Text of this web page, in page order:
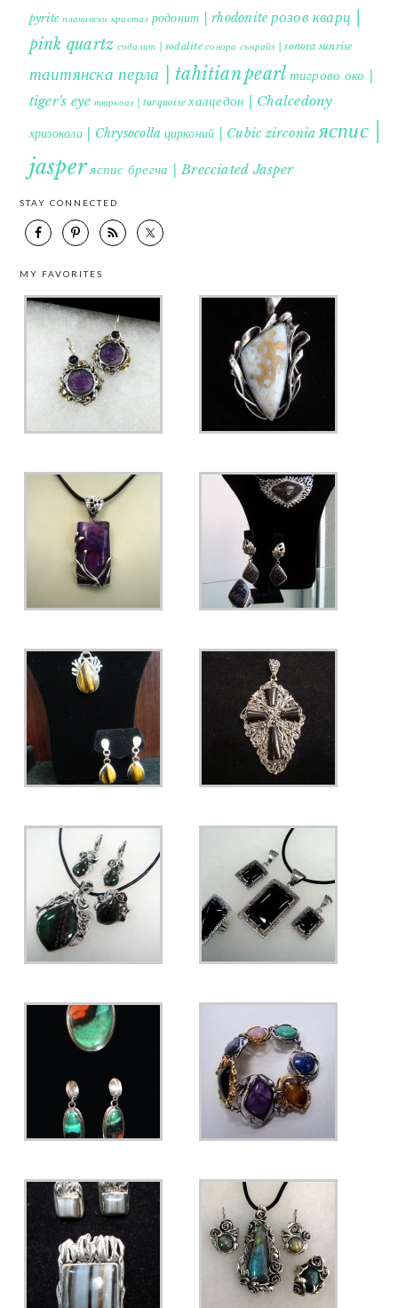
pyrite планински кристал родонит | rhodonite розов кварц |
pink quartz содалит | sodalite сонора сънрайз | sonora sunrise
таитянска перла | tahitian pearl тигрово око |
tiger's eye тюркоаз | turquoise халцедон | Chalcedony
хризокола | Chrysocolla цирконий | Cubic zirconia яспис |
jasperяспис брегча | Brecciated Jasper
STAY CONNECTED
MY FAVORITES